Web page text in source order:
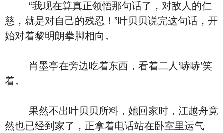
“我现在算真正领悟那句话了，对敌人的仁
慈，就是对自己的残忍！”叶贝贝说完这句话，开
始对着黎明朗拳脚相向。
肖墨亭在旁边吃着东西，看着二人‘哧哧’笑
着。
果然不出叶贝贝所料，她回家时，江越舟竟
然也已经到家了，正拿着电话站在卧室里运气